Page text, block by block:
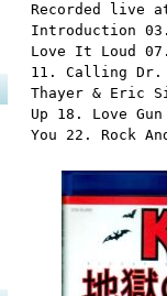
Recorded live
Introduction
Love It Loud
11. Calling Dr.
Thayer & Eric
Up 18. Love
You 22. Rock